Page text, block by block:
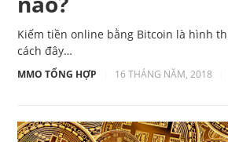
Kiếm tiền online bằng Bitcoin là hình
cách đây…
MMO TỔNG HỢP 16 THÁNG NĂM, 2018